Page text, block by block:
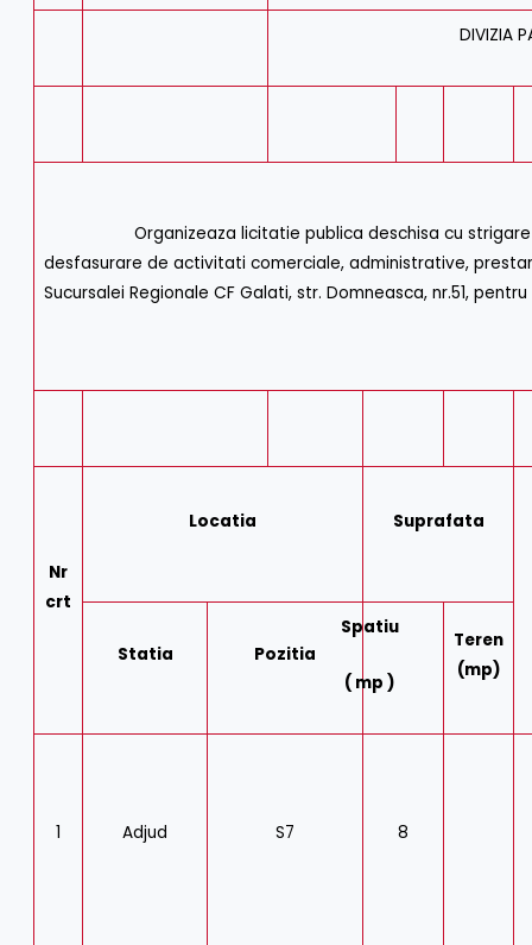
DIVIZIA
Organizeaza licitatie publica deschisa cu strigare
desfasurare de activitati comerciale, administrative,
Sucursalei Regionale CF Galati, str. Domneasca, nr.51,
Nr
crt
Locatia Suprafata
Statia Pozitia
Spatiu
( mp )
Teren
(mp)
1 Adjud S7 8